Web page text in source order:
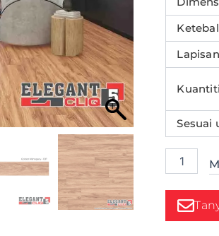
Kuantiti
Sesuai
|
Elegant
Cliq
quantity